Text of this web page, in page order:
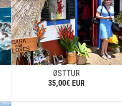
ØSTTUR
35,00€ EUR